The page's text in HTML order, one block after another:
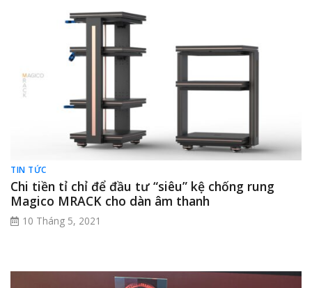
TIN TỨC
Chi tiền tỉ chỉ để đầu tư “siêu” kệ chống rung
Magico MRACK cho dàn âm thanh
10 Tháng 5, 2021